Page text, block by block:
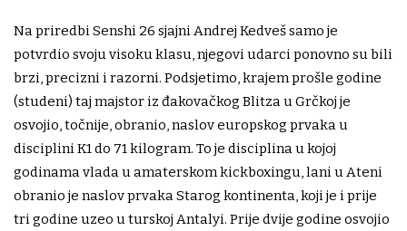
Na priredbi Senshi 26 sjajni Andrej Kedveš samo je
potvrdio svoju visoku klasu, njegovi udarci ponovno su bili
brzi, precizni i razorni. Podsjetimo, krajem prošle godine
(studeni) taj majstor iz đakovačkog Blitza u Grčkoj je
osvojio, točnije, obranio, naslov europskog prvaka u
disciplini K1 do 71 kilogram. To je disciplina u kojoj
godinama vlada u amaterskom kickboxingu, lani u Ateni
obranio je naslov prvaka Starog kontinenta, koji je i prije
tri godine uzeo u turskoj Antalyi. Prije dvije godine osvojio